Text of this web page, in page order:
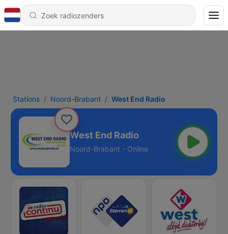
Stations Noord-Brabant West End Radio
West End Radio
Noord-Brabant - Online